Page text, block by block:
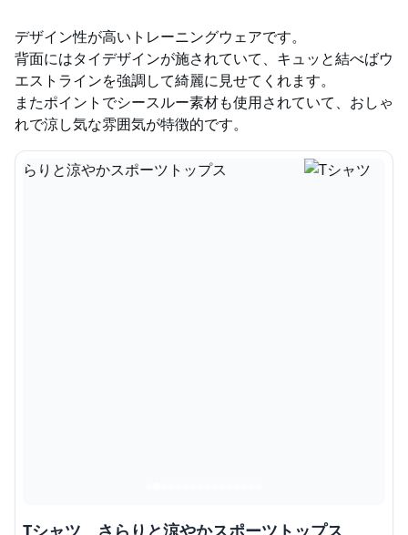
デザイン性が高いトレーニングウェアです。
背面にはタイデザインが施されていて、キュッと結べばウ
エストラインを強調して綺麗に見せてくれます。
またポイントでシースルー素材も使用されていて、おしゃ
れで涼し気な雰囲気が特徴的です。
Tシャツ さらりと涼やかスポーツトップス